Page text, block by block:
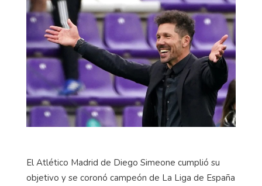
El Atlético Madrid de Diego Simeone cumplió su
objetivo y se coronó campeón de La Liga de España